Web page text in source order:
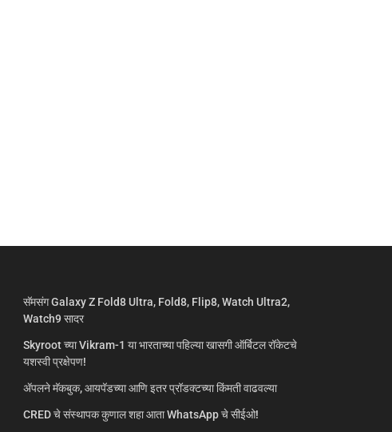
सॅमसंग Galaxy Z Fold8 Ultra, Fold8, Flip8, Watch Ultra2,
Watch9 सादर
Skyroot च्या Vikram-1 या भारताच्या पहिल्या खासगी ऑर्बिटल रॉकेटचे
यशस्वी प्रक्षेपण!
ॲपलने मॅकबुक, आयपॅडच्या आणि इतर प्रॉडक्टच्या किंमती वाढवल्या
CRED चे संस्थापक कुणाल शहा आता WhatsApp चे सीईओ!